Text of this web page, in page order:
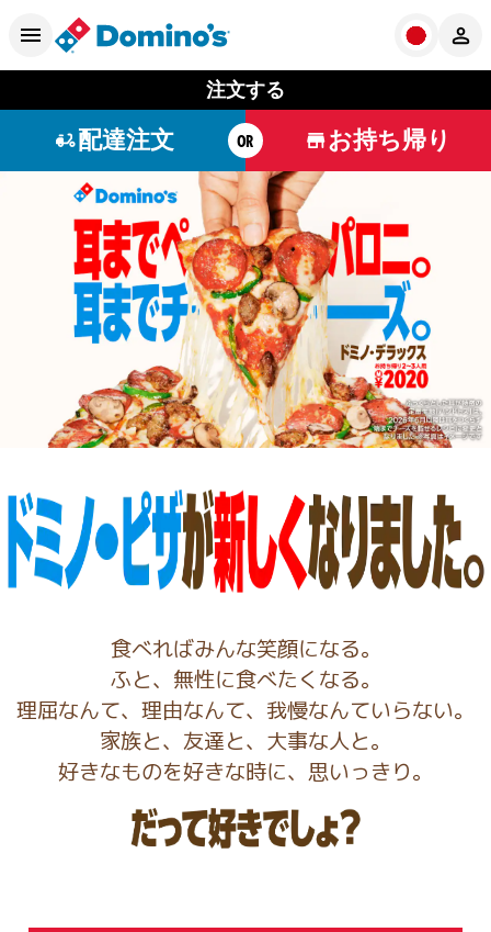
注文する
配達注文 OR お持ち帰り
食べればみんな笑顔になる。
ふと、無性に食べたくなる。
理屈なんて、理由なんて、我慢なんていらない。
家族と、友達と、大事な人と。
好きなものを好きな時に、思いっきり。